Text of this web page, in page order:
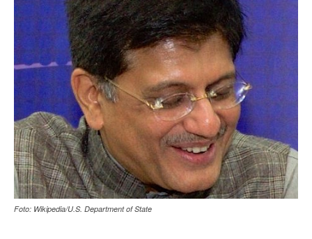
Foto: Wikipedia/U.S. Department of State